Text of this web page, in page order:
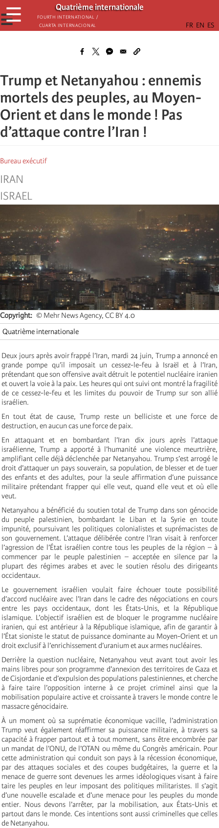
Skip
to
main
Quatrième internationale
Fourth International /
Cuarta Internacional
☰
☰
Trump et Netanyahou : ennemis
mortels des peuples, au Moyen-
Orient et dans le monde ! Pas
d’attaque contre l’Iran !
Bureau exécutif
IRAN
ISRAEL
Copyright
© Mehr News Agency, CC BY 4.0
Quatrième internationale
Deux jours après avoir frappé l’Iran, mardi 24 juin, Trump a annoncé en
grande pompe qu’il imposait un cessez-le-feu à Israël et à l’Iran,
prétendant que son offensive avait détruit le potentiel nucléaire iranien
et ouvert la voie à la paix. Les heures qui ont suivi ont montré la fragilité
de ce cessez-le-feu et les limites du pouvoir de Trump sur son allié
israélien.
En tout état de cause, Trump reste un belliciste et une force de
destruction, en aucun cas une force de paix.
En attaquant et en bombardant l’Iran dix jours après l’attaque
israélienne, Trump a apporté à l’humanité une violence meurtrière,
amplifiant celle déjà déclenchée par Netanyahou. Trump s’est arrogé le
droit d’attaquer un pays souverain, sa population, de blesser et de tuer
des enfants et des adultes, pour la seule affirmation d’une puissance
militaire prétendant frapper qui elle veut, quand elle veut et où elle
veut.
Netanyahou a bénéficié du soutien total de Trump dans son génocide
du peuple palestinien, bombardant le Liban et la Syrie en toute
impunité, poursuivant les politiques colonialistes et suprémacistes de
son gouvernement. L’attaque délibérée contre l’Iran visait à renforcer
l’agression de l’État israélien contre tous les peuples de la région – à
commencer par le peuple palestinien – acceptée en silence par la
plupart des régimes arabes et avec le soutien résolu des dirigeants
occidentaux.
Le gouvernement israélien voulait faire échouer toute possibilité
d’accord nucléaire avec l’Iran dans le cadre des négociations en cours
entre les pays occidentaux, dont les États-Unis, et la République
islamique. L’objectif israélien est de bloquer le programme nucléaire
iranien, qui est antérieur à la République islamique, afin de garantir à
l’État sioniste le statut de puissance dominante au Moyen-Orient et un
droit exclusif à l’enrichissement d’uranium et aux armes nucléaires.
Derrière la question nucléaire, Netanyahou veut avant tout avoir les
mains libres pour son programme d’annexion des territoires de Gaza et
de Cisjordanie et d’expulsion des populations palestiniennes, et cherche
à faire taire l’opposition interne à ce projet criminel ainsi que la
mobilisation populaire active et croissante à travers le monde contre le
massacre génocidaire.
À un moment où sa suprématie économique vacille, l’administration
Trump veut également réaffirmer sa puissance militaire, à travers sa
capacité à frapper partout et à tout moment, sans être encombrée par
un mandat de l’ONU, de l’OTAN ou même du Congrès américain. Pour
cette administration qui conduit son pays à la récession économique,
par des attaques sociales et des coupes budgétaires, la guerre et la
menace de guerre sont devenues les armes idéologiques visant à faire
taire les peuples en leur imposant des politiques militaristes. Il s’agit
d’une nouvelle escalade et d’une menace pour les peuples du monde
entier. Nous devons l’arrêter, par la mobilisation, aux États-Unis et
partout dans le monde. Ces intentions sont aussi criminelles que celles
de Netanyahou.